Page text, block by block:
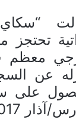
تحتجز
معظم
عن
على
2017.